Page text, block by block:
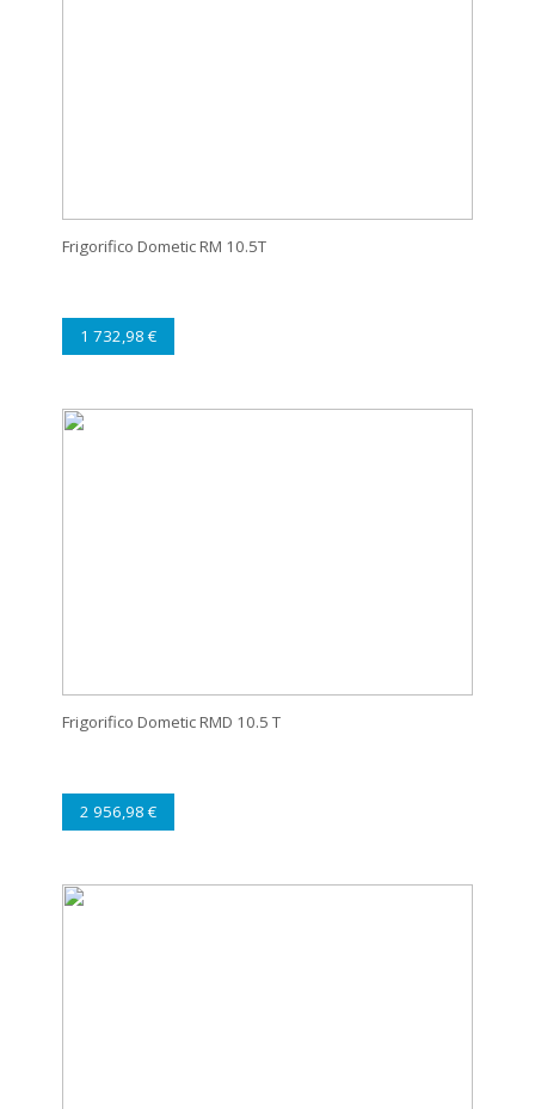
Frigorifico Dometic RM 10.5T
1 732,98 €
Frigorifico Dometic RMD 10.5 T
2 956,98 €